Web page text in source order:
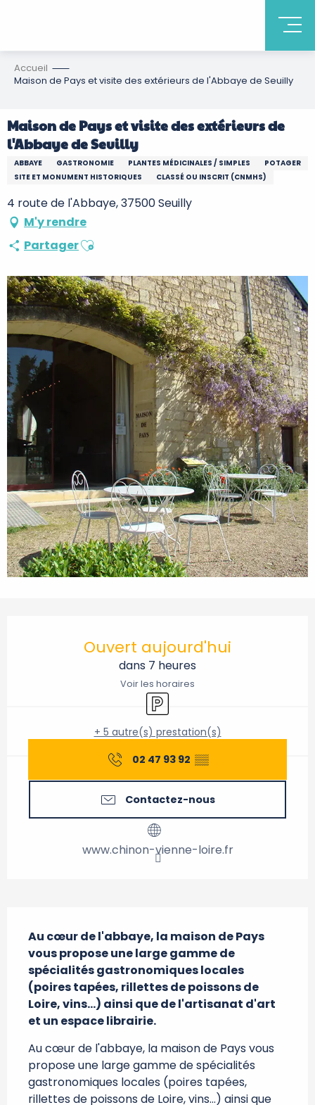
Accueil
Maison de Pays et visite des extérieurs de l'Abbaye de Seuilly
Maison de Pays et visite des extérieurs de
l'Abbaye de Seuilly
ABBAYE GASTRONOMIE PLANTES MÉDICINALES / SIMPLES
POTAGER
SITE ET MONUMENT HISTORIQUES
CLASSÉ OU INSCRIT (CNMHS)
4 route de l'Abbaye, 37500 Seuilly
M'y rendre
PartagerAjouter aux favoris
Ouvert aujourd'hui
dans 7 heures
Voir les horaires
Parking
+ 5 autre(s) prestation(s)
02 47 93 92 ▒▒
Contactez-nous
www.chinon-vienne-loire.fr
Au cœur de l'abbaye, la maison de Pays
vous propose une large gamme de
spécialités gastronomiques locales
(poires tapées, rillettes de poissons de
Loire, vins...) ainsi que de l'artisanat d'art
et un espace librairie.
Au cœur de l'abbaye, la maison de Pays vous
propose une large gamme de spécialités
gastronomiques locales (poires tapées,
rillettes de poissons de Loire, vins...) ainsi que